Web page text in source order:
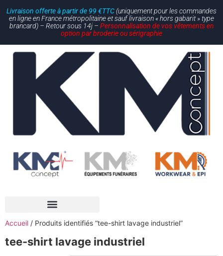
Livraison offerte à partir de 99 €TTC(uniquement pour les commandes
en ligne en France métropolitaine et sauf livraison « hors gabarit » type
brancard) – Retour sous 14j – Personnalisation de vos vêtements en
option par broderie ou sérigraphie
Accueil / Produits identifiés “tee-shirt lavage industriel”
tee-shirt lavage industriel